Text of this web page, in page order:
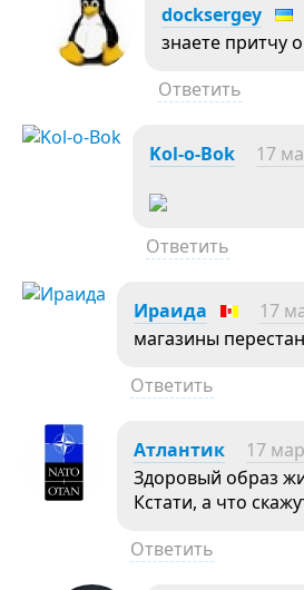
docksergey
знаете притчу
Ответить
Kol-o-Bok 17
Ответить
Ираида 17
магазины
Ответить
Атлантик 17
Здоровый образ
Кстати, а что
Ответить